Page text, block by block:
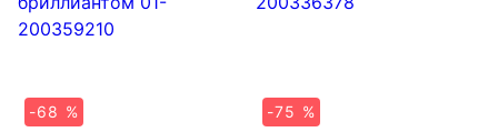
-68 %
-75 %